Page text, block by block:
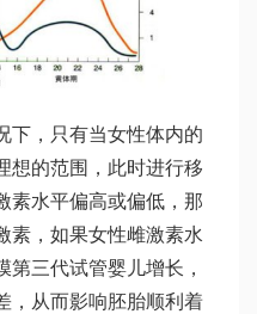
下，只有当女性体内的
想的范围，此时进行移
素水平偏高或偏低，那
素，如果女性雌激素水
第三代试管婴儿增长，
，从而影响胚胎顺利着